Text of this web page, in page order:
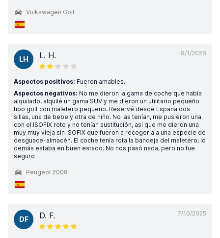
Volkswagen Golf
8/1/2026
LH L. H.
Aspectos positivos: Fueron amables.
Aspectos negativos: No me dieron la gama de coche que había
alquilado, alquilé un gama SUV y me dieron un utilitario pequeño
tipo golf con maletero pequeño. Reservé desde España dos
sillas, una de bebe y otra de niño. No las tenían, me pusieron una
con el ISOFIX roto y no tenían sustitución, asi que me dieron una
muy muy vieja sin ISOFIX que fueron a recogerla a una especie de
desguace-almacén. El coche tenía rota la bandeja del maletero, lo
demás estaba en buen estado. No nos pasó nada, pero no fue
seguro
Peugeot 2008
7/10/2025
DF D. F.